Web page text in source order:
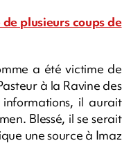
plusieurs coups de
a été victime de
à la Ravine des
informations, il aurait
Blessé, il se serait
une source à Imaz